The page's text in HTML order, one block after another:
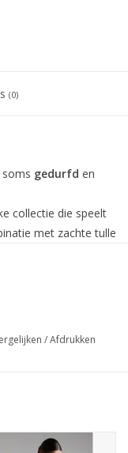
(0)
gedurfd en
collectie die speelt
met zachte tulle
50% polyuréthane
/Afdrukken